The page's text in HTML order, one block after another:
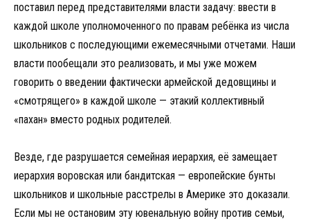
поставил перед представителями власти задачу: ввести в
каждой школе уполномоченного по правам ребёнка из числа
школьников с последующими ежемесячными отчетами. Наши
власти пообещали это реализовать, и мы уже можем
говорить о введении фактически армейской дедовщины и
«смотрящего» в каждой школе — этакий коллективный
«пахан» вместо родных родителей.
Везде, где разрушается семейная иерархия, её замещает
иерархия воровская или бандитская — европейские бунты
школьников и школьные расстрелы в Америке это доказали.
Если мы не остановим эту ювенальную войну против семьи,